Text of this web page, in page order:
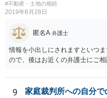
#不動産・土地の相続
2019年6月28日
匿名A 弁護士
情報を小出しにされますといつ
ので、後はお近くの弁護士にご相
9 家庭裁判所への自分